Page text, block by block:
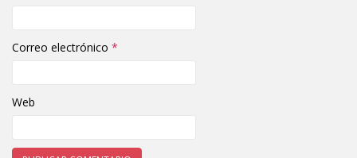
Correo electrónico *
Web